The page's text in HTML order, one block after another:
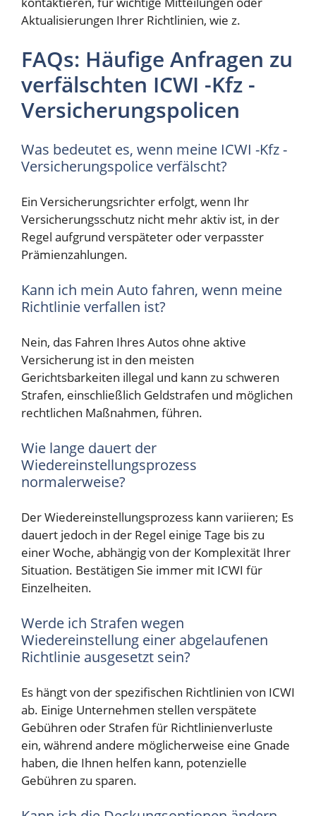
Aktualisierungen Ihrer Richtlinien, wie z.
FAQs: Häufige Anfragen zu
verfälschten ICWI -Kfz -
Versicherungspolicen
Was bedeutet es, wenn meine ICWI -Kfz -
Versicherungspolice verfälscht?
Ein Versicherungsrichter erfolgt, wenn Ihr
Versicherungsschutz nicht mehr aktiv ist, in der
Regel aufgrund verspäteter oder verpasster
Prämienzahlungen.
Kann ich mein Auto fahren, wenn meine
Richtlinie verfallen ist?
Nein, das Fahren Ihres Autos ohne aktive
Versicherung ist in den meisten
Gerichtsbarkeiten illegal und kann zu schweren
Strafen, einschließlich Geldstrafen und möglichen
rechtlichen Maßnahmen, führen.
Wie lange dauert der
Wiedereinstellungsprozess
normalerweise?
Der Wiedereinstellungsprozess kann variieren; Es
dauert jedoch in der Regel einige Tage bis zu
einer Woche, abhängig von der Komplexität Ihrer
Situation. Bestätigen Sie immer mit ICWI für
Einzelheiten.
Werde ich Strafen wegen
Wiedereinstellung einer abgelaufenen
Richtlinie ausgesetzt sein?
Es hängt von der spezifischen Richtlinien von ICWI
ab. Einige Unternehmen stellen verspätete
Gebühren oder Strafen für Richtlinienverluste
ein, während andere möglicherweise eine Gnade
haben, die Ihnen helfen kann, potenzielle
Gebühren zu sparen.